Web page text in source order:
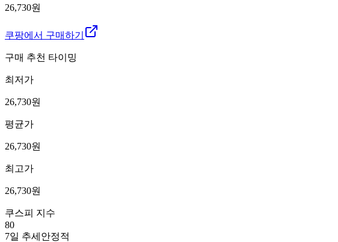
26,730원
쿠팡에서 구매하기
구매 추천 타이밍
최저가
26,730원
평균가
26,730원
최고가
26,730원
쿠스피 지수
80
7일 추세 안정적